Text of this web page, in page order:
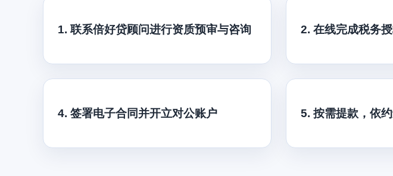
1. 联系倍好贷顾问进行资质预审与咨询 2. 在线完成税务
4. 签署电子合同并开立对公账户 5. 按需提款，依